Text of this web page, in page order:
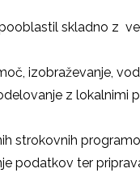
skladno z
izobraževanje,
z lokalnimi
strokovnih
podatkov ter